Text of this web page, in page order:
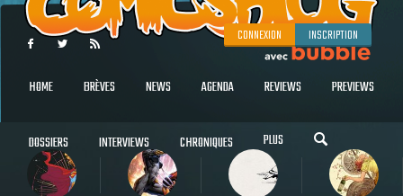
CONNEXION INSCRIPTION
HOME BRÈVES NEWS AGENDA REVIEWS PREVIEWS
DOSSIERS INTERVIEWS CHRONIQUES PLUS